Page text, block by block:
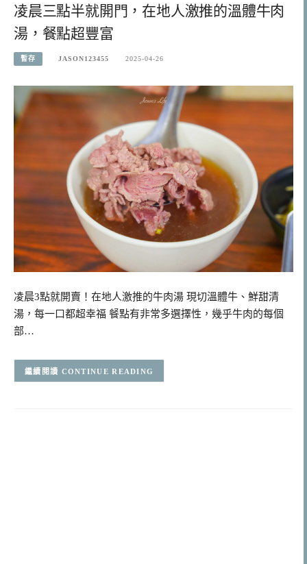
凌晨三點半就開門，在地人激推的溫體牛肉
湯，餐點超豐富
暫存 JASON123455 2025-04-26
凌晨3點就開賣！在地人激推的牛肉湯 現切溫體牛、鮮甜清
湯，每一口都超幸福 餐點有非常多選擇性，幾乎牛肉的每個
部…
CONTINUE READING